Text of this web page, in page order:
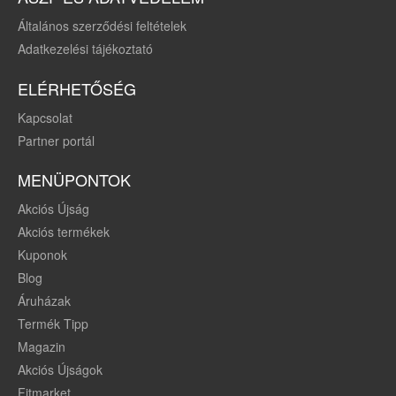
Általános szerződési feltételek
Adatkezelési tájékoztató
ELÉRHETŐSÉG
Kapcsolat
Partner portál
MENÜPONTOK
Akciós Újság
Akciós termékek
Kuponok
Blog
Áruházak
Termék Tipp
Magazin
Akciós Újságok